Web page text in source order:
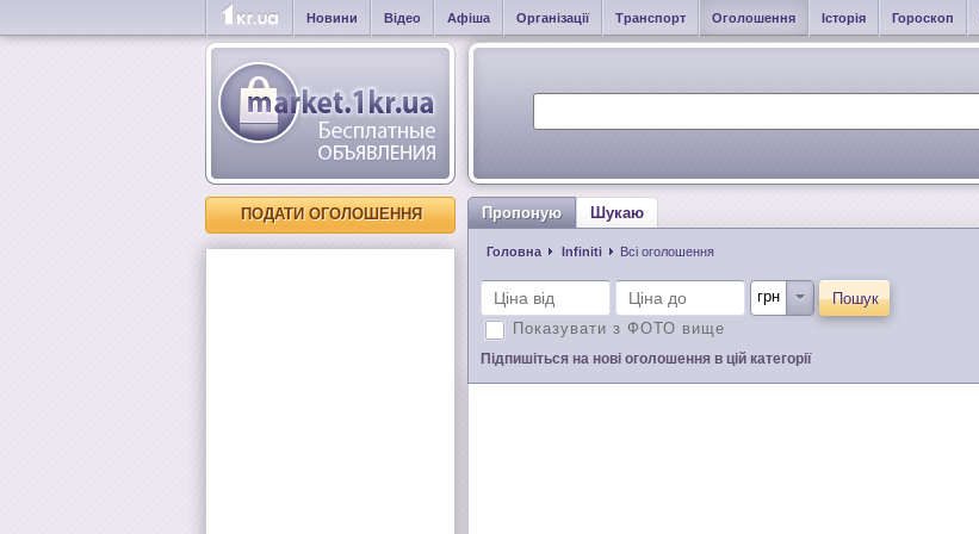
Новини Відео Афіша Організації Транспорт Оголошення Історія Гороскоп
ПОДАТИ ОГОЛОШЕННЯ Пропоную Шукаю
Головна Infiniti Всі оголошення
Пошук
Показувати з ФОТО вище
Підпишіться на нові оголошення в цій категорії